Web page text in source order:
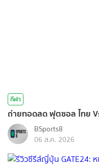
กีฬา
ถ่ายทอดสด ฟุตซอล ไทย
BSports8
06 ส.ค. 2026